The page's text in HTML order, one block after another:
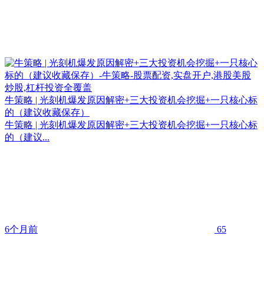
牛策略 | 光刻机爆发原因解密+三大投资机会挖掘+一只核心标
的（建议收藏保存）
牛策略 | 光刻机爆发原因解密+三大投资机会挖掘+一只核心标
的（建议...
6个月前 65